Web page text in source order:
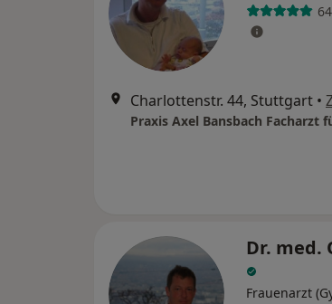
Charlottenstr. 44, Stuttgart •
Dr. med.
Frauenarzt